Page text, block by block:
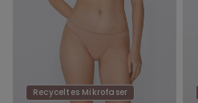
Recyceltes Mikrofaser